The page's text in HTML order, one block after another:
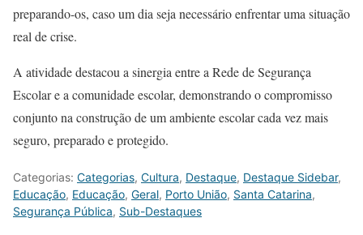
preparando-os, caso um dia seja necessário enfrentar uma situação
real de crise.
A atividade destacou a sinergia entre a Rede de Segurança
Escolar e a comunidade escolar, demonstrando o compromisso
conjunto na construção de um ambiente escolar cada vez mais
seguro, preparado e protegido.
Categorias: Categorias, Cultura, Destaque, Destaque Sidebar,
Educação, Educação, Geral, Porto União, Santa Catarina,
Segurança Pública, Sub-Destaques